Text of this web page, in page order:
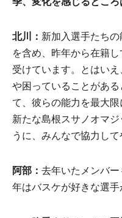
北川 ： 新加入選手たち
を含め、昨年から在籍
受けています。とはい
や困っていることがあ
て、彼らの能力を最大限
新たな島根スサノオマ
うに、みんなで協力し
阿部 ： 去年いたメンバ
年はバスケが好きな選手